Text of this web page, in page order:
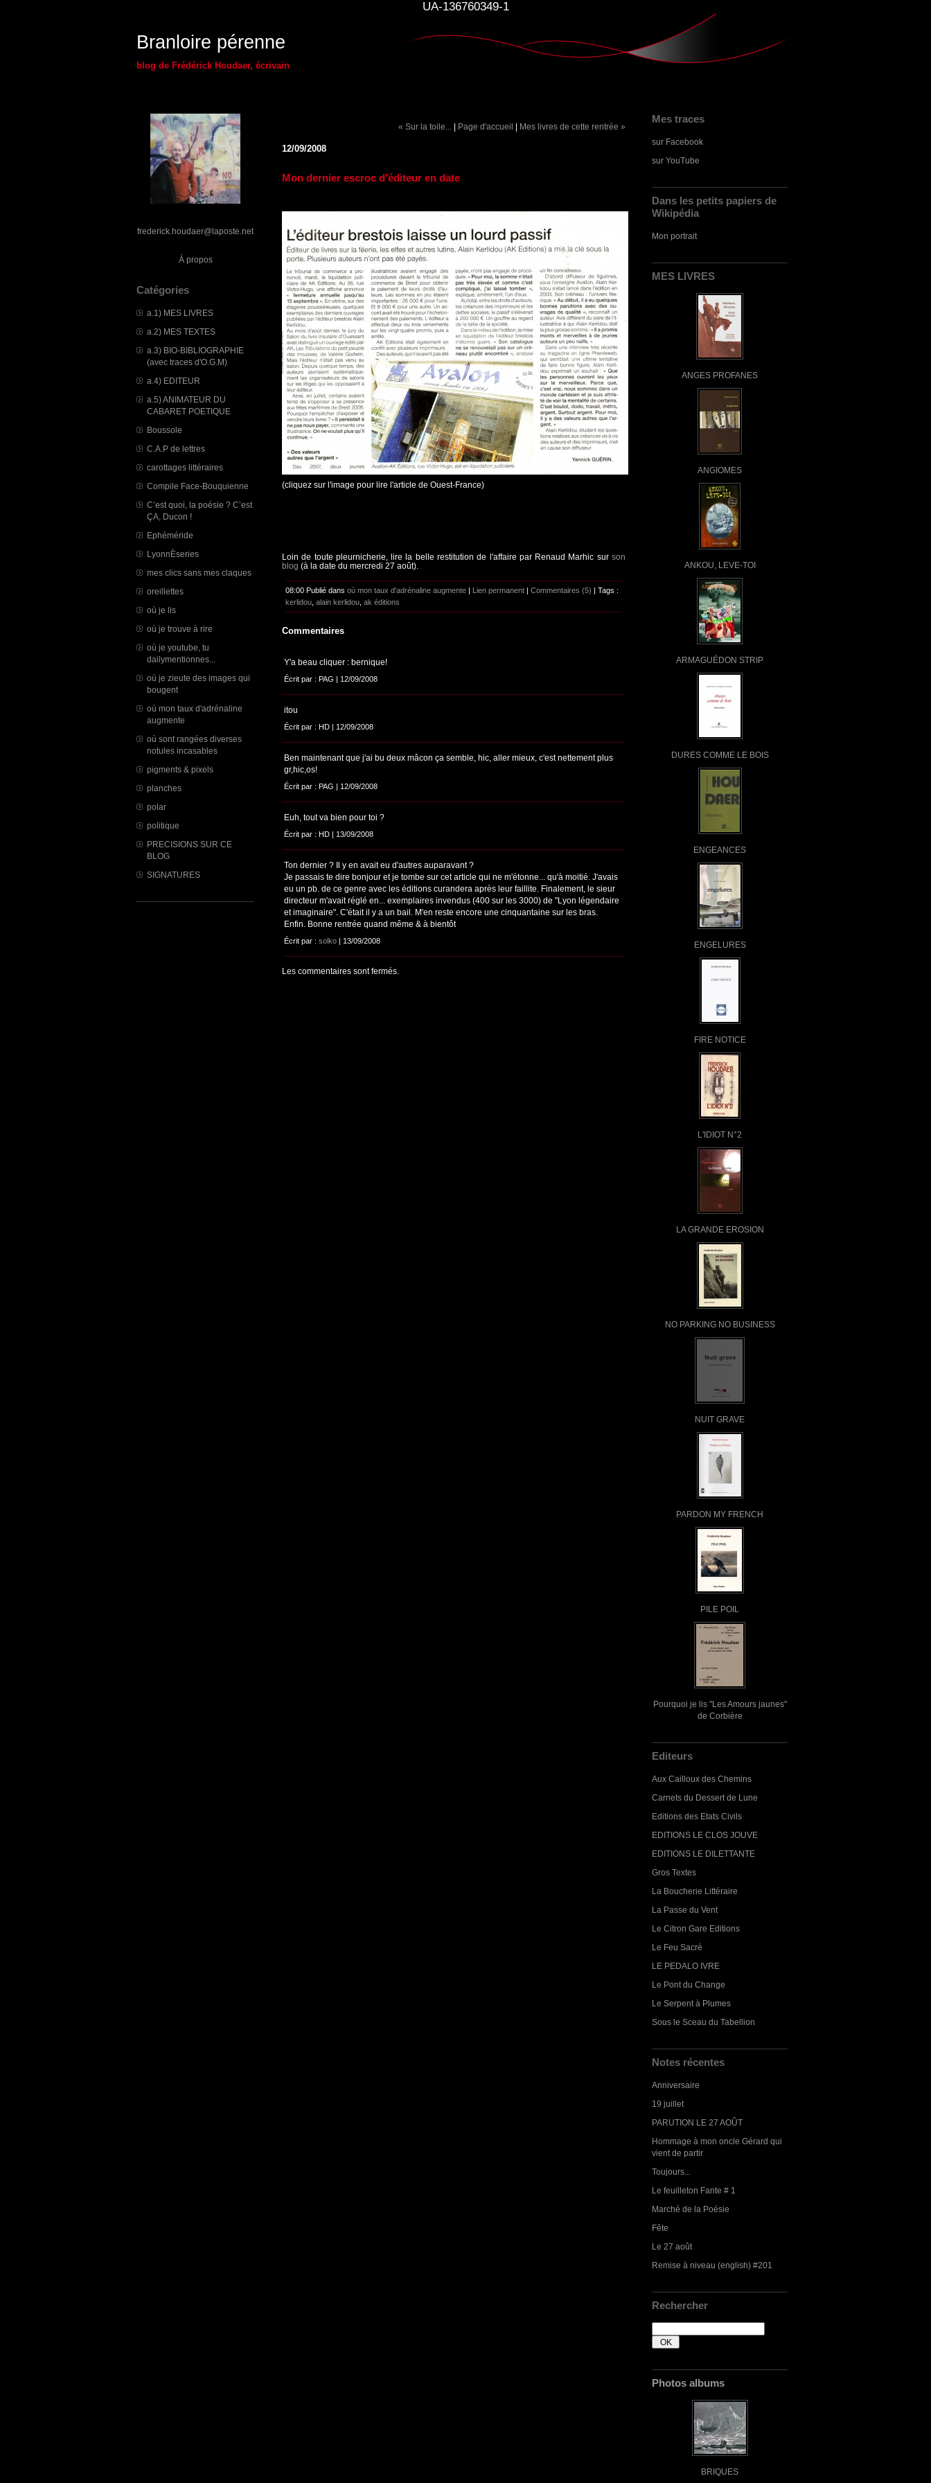
UA-136760349-1
Branloire pérenne
blog de Frédérick Houdaer, écrivain
frederick.houdaer@laposte.net
À propos
Catégories
a.1) MES LIVRES
a.2) MES TEXTES
a.3) BIO-BIBLIOGRAPHIE
(avec traces d'O.G.M)
a.4) EDITEUR
a.5) ANIMATEUR DU
CABARET POETIQUE
Boussole
C.A.P de lettres
carottages littéraires
Compile Face-Bouquienne
C’est quoi, la poésie ? C’est
ÇA, Ducon !
Ephéméride
LyonnÈseries
mes clics sans mes claques
oreillettes
où je lis
où je trouve à rire
où je youtube, tu
dailymentionnes...
où je zieute des images qui
bougent
où mon taux d'adrénaline
augmente
où sont rangées diverses
notules incasables
pigments & pixels
planches
polar
politique
PRECISIONS SUR CE
BLOG
SIGNATURES
Mes traces
sur Facebook
sur YouTube
Dans les petits papiers de
Wikipédia
Mon portrait
MES LIVRES
ANGES PROFANES
ANGIOMES
ANKOU, LEVE-TOI
ARMAGUÉDON STRIP
DURES COMME LE BOIS
ENGEANCES
ENGELURES
FIRE NOTICE
L'IDIOT N°2
LA GRANDE EROSION
NO PARKING NO BUSINESS
NUIT GRAVE
PARDON MY FRENCH
PILE POIL
Pourquoi je lis "Les Amours jaunes"
de Corbière
Editeurs
Aux Cailloux des Chemins
Carnets du Dessert de Lune
Editions des Etats Civils
EDITIONS LE CLOS JOUVE
EDITIONS LE DILETTANTE
Gros Textes
La Boucherie Littéraire
La Passe du Vent
Le Citron Gare Editions
Le Feu Sacré
LE PEDALO IVRE
Le Pont du Change
Le Serpent à Plumes
Sous le Sceau du Tabellion
Notes récentes
Anniversaire
19 juillet
PARUTION LE 27 AOÛT
Hommage à mon oncle Gérard qui
vient de partir
Toujours...
Le feuilleton Fante # 1
Marché de la Poésie
Fête
Le 27 août
Remise à niveau (english) #201
Rechercher
Photos albums
BRIQUES
« Sur la toile... | Page d'accueil | Mes livres de cette rentrée »
12/09/2008
Mon dernier escroc d'éditeur en date
(cliquez sur l'image pour lire l'article de Ouest-France)
Loin de toute pleurnicherie, lire la belle restitution de l'affaire par Renaud Marhic sur son
blog (à la date du mercredi 27 août).
08:00 Publié dans où mon taux d'adrénaline augmente Lien permanent Commentaires (5) | Tags :
kerlidou, alain kerlidou, ak éditions
Commentaires
Y'a beau cliquer : bernique!
Écrit par : PAG | 12/09/2008
itou
Écrit par : HD | 12/09/2008
Ben maintenant que j'ai bu deux mâcon ça semble, hic, aller mieux, c'est nettement plus
gr,hic,os!
Écrit par : PAG | 12/09/2008
Euh, tout va bien pour toi ?
Écrit par : HD | 13/09/2008
Ton dernier ? Il y en avait eu d'autres auparavant ?
Je passais te dire bonjour et je tombe sur cet article qui ne m'étonne... qu'à moitié. J'avais
eu un pb. de ce genre avec les éditions curandera après leur faillite. Finalement, le sieur
directeur m'avait réglé en... exemplaires invendus (400 sur les 3000) de "Lyon légendaire
et imaginaire". C'était il y a un bail. M'en reste encore une cinquantaine sur les bras.
Enfin. Bonne rentrée quand même & à bientôt
Écrit par : solko | 13/09/2008
Les commentaires sont fermés.